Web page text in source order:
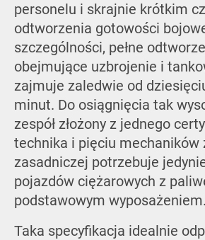
personelu i skrajnie krótkim
odtworzenia gotowości
szczególności, pełne
obejmujące uzbrojenie i
zajmuje zaledwie od
minut. Do osiągnięcia tak
zespół złożony z jednego
technika i pięciu mechaników
zasadniczej potrzebuje
pojazdów ciężarowych z
podstawowym wyposażeniem.
Taka specyfikacja idealnie